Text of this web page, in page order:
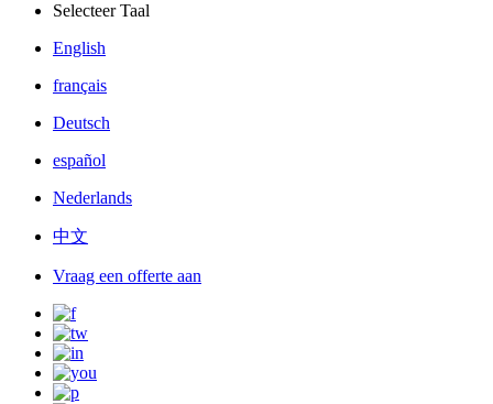
Selecteer Taal
English
français
Deutsch
español
Nederlands
中文
Vraag een offerte aan